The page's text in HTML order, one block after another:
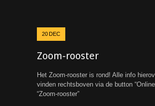
20DEC
Zoom-rooster
Het Zoom-rooster is rond! Alle info
vinden rechtsboven via de button
“Zoom-rooster”